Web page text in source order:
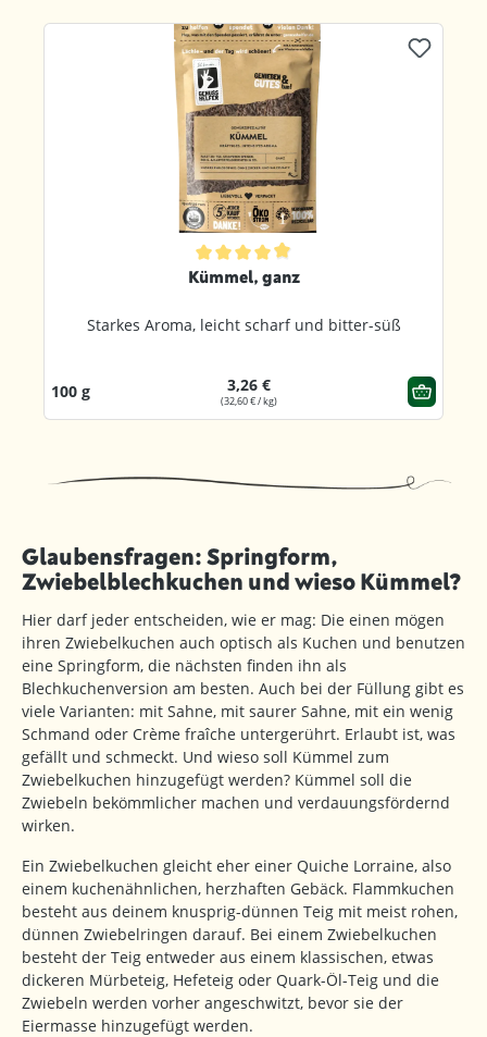
Produktgalerie überspringen
Durchschnittliche Bewertung von 4.9 von 5 Sternen
Kümmel, ganz
Starkes Aroma, leicht scharf und bitter-süß
100 g 3,26 €
(32,60 € / kg)
Glaubensfragen: Springform,
Zwiebelblechkuchen und wieso Kümmel?
Hier darf jeder entscheiden, wie er mag: Die einen mögen
ihren Zwiebelkuchen auch optisch als Kuchen und benutzen
eine Springform, die nächsten finden ihn als
Blechkuchenversion am besten. Auch bei der Füllung gibt es
viele Varianten: mit Sahne, mit saurer Sahne, mit ein wenig
Schmand oder Crème fraîche untergerührt. Erlaubt ist, was
gefällt und schmeckt. Und wieso soll Kümmel zum
Zwiebelkuchen hinzugefügt werden? Kümmel soll die
Zwiebeln bekömmlicher machen und verdauungsfördernd
wirken.
Ein Zwiebelkuchen gleicht eher einer Quiche Lorraine, also
einem kuchenähnlichen, herzhaften Gebäck. Flammkuchen
besteht aus deinem knusprig-dünnen Teig mit meist rohen,
dünnen Zwiebelringen darauf. Bei einem Zwiebelkuchen
besteht der Teig entweder aus einem klassischen, etwas
dickeren Mürbeteig, Hefeteig oder Quark-Öl-Teig und die
Zwiebeln werden vorher angeschwitzt, bevor sie der
Eiermasse hinzugefügt werden.